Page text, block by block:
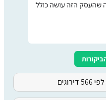
שהעסק הזה עושה כולל